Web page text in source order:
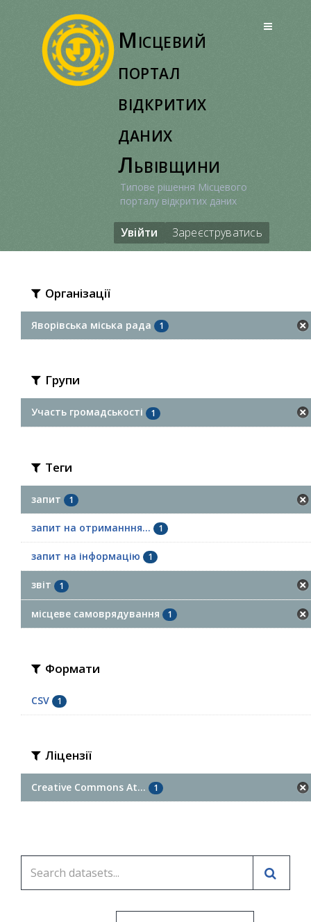
Місцевий
портал
відкритих
даних
Львівщини
Типове рішення Місцевого
порталу відкритих даних
Увійти Зареєструватись
Організації
Яворівська міська рада 1
Групи
Участь громадськості 1
Теги
запит 1
запит на отриманння... 1
запит на інформацію 1
звіт 1
місцеве самоврядування 1
Формати
CSV 1
Ліцензії
Creative Commons At... 1